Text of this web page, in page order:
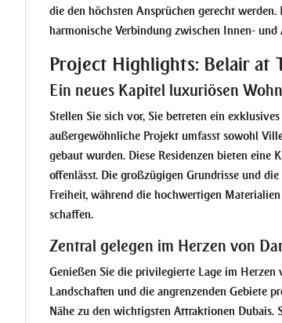
die den höchsten Ansprüchen gerecht
harmonische Verbindung zwischen Innen- und
Project Highlights: Belair at
Ein neues Kapitel luxuriösen
Stellen Sie sich vor, Sie betreten ein
außergewöhnliche Projekt umfasst sowohl
gebaut wurden. Diese Residenzen bieten eine
offenlässt. Die großzügigen Grundrisse und
Freiheit, während die hochwertigen
schaffen.
Zentral gelegen im Herzen von
Genießen Sie die privilegierte Lage im
Landschaften und die angrenzenden Gebiete
Nähe zu den wichtigsten Attraktionen